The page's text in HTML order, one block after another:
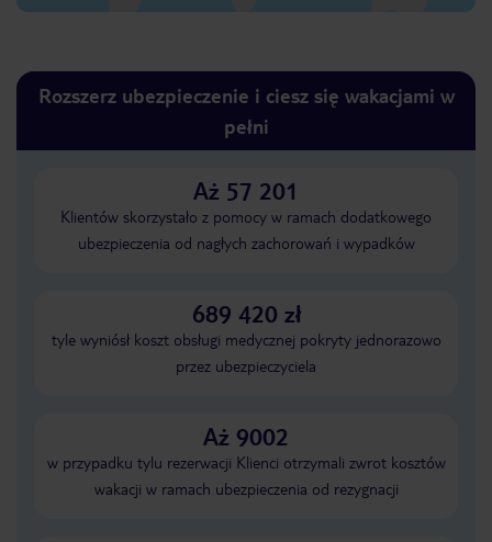
Rozszerz ubezpieczenie i ciesz się wakacjami w
pełni
Aż 57 201
Klientów skorzystało z pomocy w ramach dodatkowego
ubezpieczenia od nagłych zachorowań i wypadków
689 420 zł
tyle wyniósł koszt obsługi medycznej pokryty jednorazowo
przez ubezpieczyciela
Aż 9002
w przypadku tylu rezerwacji Klienci otrzymali zwrot kosztów
wakacji w ramach ubezpieczenia od rezygnacji